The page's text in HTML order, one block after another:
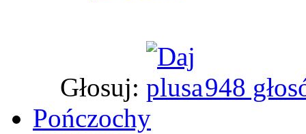
Głosuj:
948
Pończochy